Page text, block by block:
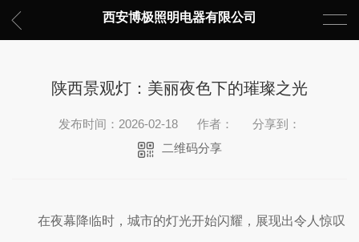
西安博极照明电器有限公司
陕西景观灯：美丽夜色下的璀璨之光
发布时间：2026-02-18 作者：
分享到：
二维码分享
在夜幕降临时，城市的灯光开始闪耀，展现出令人惊叹